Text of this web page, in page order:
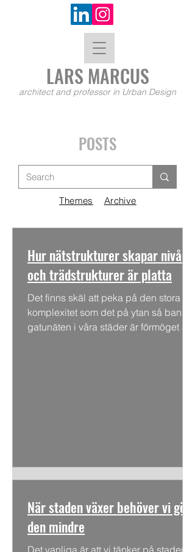
LARS MARCUS
architect and professor in Urban Design
POSTS
Themes Archive
Hur nätstrukturer skapar nivåer
och trädstrukturer är platta
Det finns skäl att peka på den stora
komplexitet som det på ytan så banala
gatunäten i våra städer är förmöget att
När staden växer behöver vi göra
den mindre
Det vanliga är att vi tänker på staden